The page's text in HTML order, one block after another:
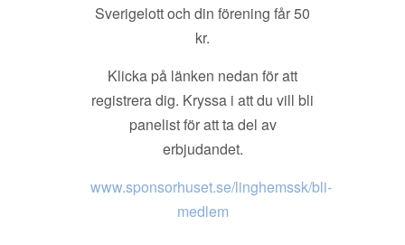
Sverigelott och din förening får 50
kr.
Klicka på länken nedan för att
registrera dig. Kryssa i att du vill bli
panelist för att ta del av
erbjudandet.
www.sponsorhuset.se/linghemssk/bli-
medlem